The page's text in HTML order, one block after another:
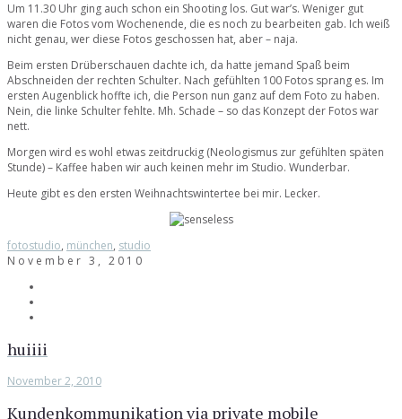
Um 11.30 Uhr ging auch schon ein Shooting los. Gut war’s. Weniger gut
waren die Fotos vom Wochenende, die es noch zu bearbeiten gab. Ich weiß
nicht genau, wer diese Fotos geschossen hat, aber – naja.
Beim ersten Drüberschauen dachte ich, da hatte jemand Spaß beim
Abschneiden der rechten Schulter. Nach gefühlten 100 Fotos sprang es. Im
ersten Augenblick hoffte ich, die Person nun ganz auf dem Foto zu haben.
Nein, die linke Schulter fehlte. Mh. Schade – so das Konzept der Fotos war
nett.
Morgen wird es wohl etwas zeitdruckig (Neologismus zur gefühlten späten
Stunde) – Kaffee haben wir auch keinen mehr im Studio. Wunderbar.
Heute gibt es den ersten Weihnachtswintertee bei mir. Lecker.
fotostudio, münchen, studio
November 3, 2010
huiiii
November 2, 2010
Kundenkommunikation via private mobile